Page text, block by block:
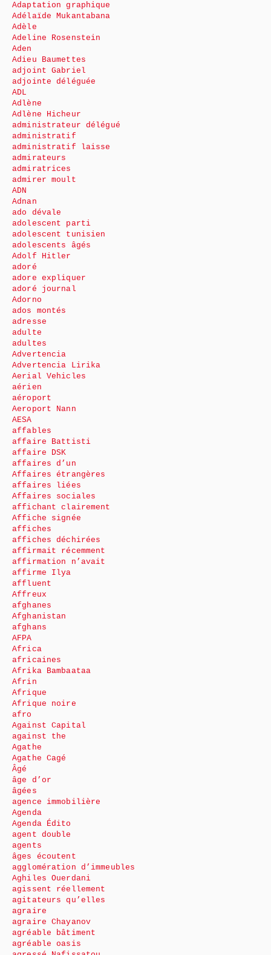
Adaptation graphique
Adélaïde Mukantabana
Adèle
Adeline Rosenstein
Aden
Adieu Baumettes
adjoint Gabriel
adjointe déléguée
ADL
Adlène
Adlène Hicheur
administrateur délégué
administratif
administratif laisse
admirateurs
admiratrices
admirer moult
ADN
Adnan
ado dévale
adolescent parti
adolescent tunisien
adolescents âgés
Adolf Hitler
adoré
adore expliquer
adoré journal
Adorno
ados montés
adresse
adulte
adultes
Advertencia
Advertencia Lirika
Aerial Vehicles
aérien
aéroport
Aeroport Nann
AESA
affables
affaire Battisti
affaire DSK
affaires d’un
Affaires étrangères
affaires liées
Affaires sociales
affichant clairement
Affiche signée
affiches
affiches déchirées
affirmait récemment
affirmation n’avait
affirme Ilya
affluent
Affreux
afghanes
Afghanistan
afghans
AFPA
Africa
africaines
Afrika Bambaataa
Afrin
Afrique
Afrique noire
afro
Against Capital
against the
Agathe
Agathe Cagé
Âgé
âge d’or
âgées
agence immobilière
Agenda
Agenda Édito
agent double
agents
âges écoutent
agglomération d’immeubles
Aghiles Ouerdani
agissent réellement
agitateurs qu’elles
agraire
agraire Chayanov
agréable bâtiment
agréable oasis